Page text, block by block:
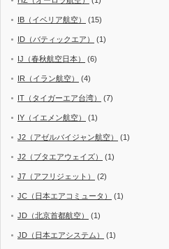
IB（イベリア航空） (15)
ID（バティックエア） (1)
IJ（春秋航空日本） (6)
IR（イラン航空） (4)
IT（タイガーエア台湾） (7)
IY（イエメン航空） (1)
J2（アゼルバイジャン航空） (1)
J2（ブタエアウェイズ） (1)
J7（アフリジェット） (2)
JC（日本エアコミュータ） (1)
JD（北京首都航空） (1)
JD（日本エアシステム） (1)